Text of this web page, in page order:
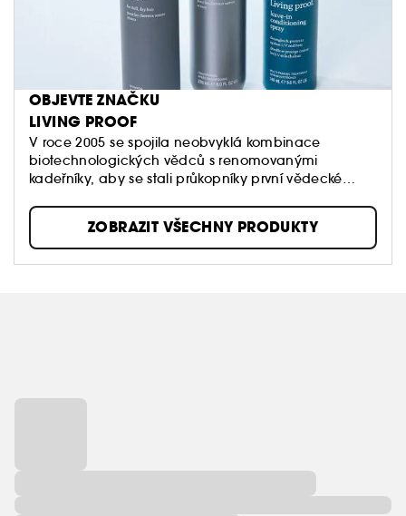
OBJEVTE ZNAČKU
LIVING PROOF
V roce 2005 se spojila neobvyklá kombinace
biotechnologických vědců s renomovanými
kadeřníky, aby se stali průkopníky první vědecké
je vytvářet originální řešení určená k odstranění
skutečných problémů s vlasy.
ZOBRAZIT VŠECHNY PRODUKTY